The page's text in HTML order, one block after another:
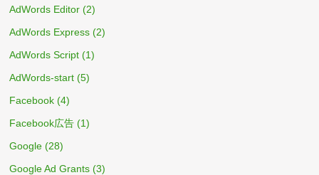
AdWords Editor (2)
AdWords Express (2)
AdWords Script (1)
AdWords-start (5)
Facebook (4)
Facebook広告 (1)
Google (28)
Google Ad Grants (3)